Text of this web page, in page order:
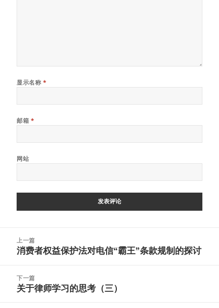
显示名称 *
邮箱 *
网站
上一篇
上
文
章：
消费者权益保护法对电信“霸王”条款规制的探讨
下一篇
下
关于律师学习的思考（三）